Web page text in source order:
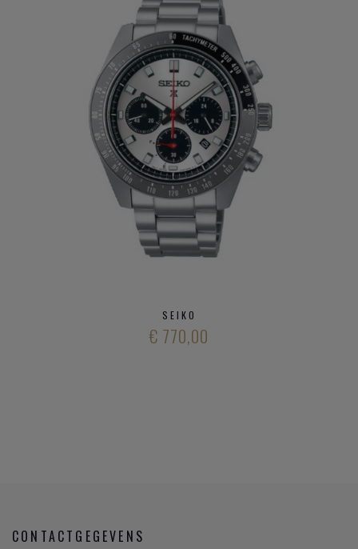
SEIKO
€ 770,00
CONTACTGEGEVENS